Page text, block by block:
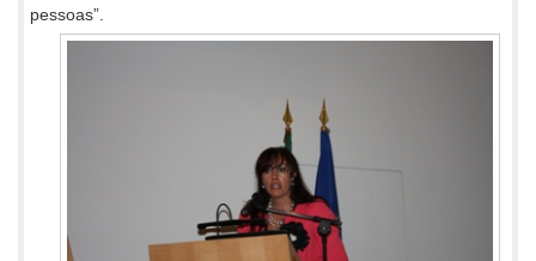
pessoas”.